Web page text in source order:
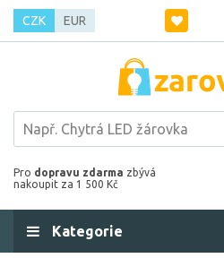
CZK EUR
Pro dopravu zdarma zbývá
nakoupit za 1 500 Kč
Kategorie